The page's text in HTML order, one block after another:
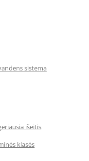
sistema
išeitis
klasės